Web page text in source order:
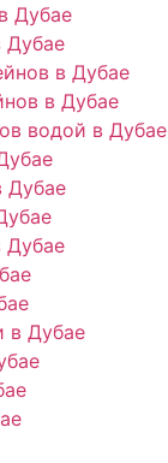
Дубае
Дубае
в Дубае
в Дубае
водой в Дубае
Дубае
Дубае
в Дубае